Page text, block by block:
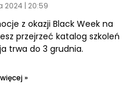
2024 20:59
z okazji Black Week na
przejrzeć katalog szkoleń
trwa do 3 grudnia.
»